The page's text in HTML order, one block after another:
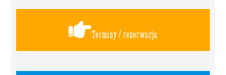
Terminy / rezerwacja